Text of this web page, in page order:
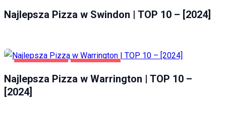
Najlepsza Pizza w Swindon | TOP 10 – [2024]
Najlepsza Pizza w Warrington | TOP 10 –
[2024]